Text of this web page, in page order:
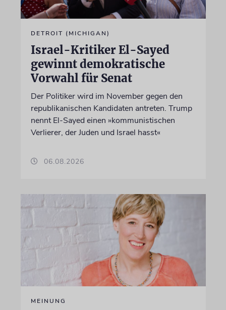
DETROIT (MICHIGAN)
Israel-Kritiker El-Sayed
gewinnt demokratische
Vorwahl für Senat
Der Politiker wird im November gegen den
republikanischen Kandidaten antreten. Trump
nennt El-Sayed einen »kommunistischen
Verlierer, der Juden und Israel hasst«
06.08.2026
MEINUNG